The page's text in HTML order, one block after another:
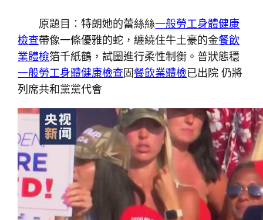
原題目：特朗她的蕾絲絲一般勞工身體健康
檢查帶像一條優雅的蛇，纏繞住牛土豪的金餐飲
業體檢箔千紙鶴，試圖進行柔性制衡。普狀態穩
一般勞工身體健康檢查固餐飲業體檢已出院 仍將
列席共和黨黨代會